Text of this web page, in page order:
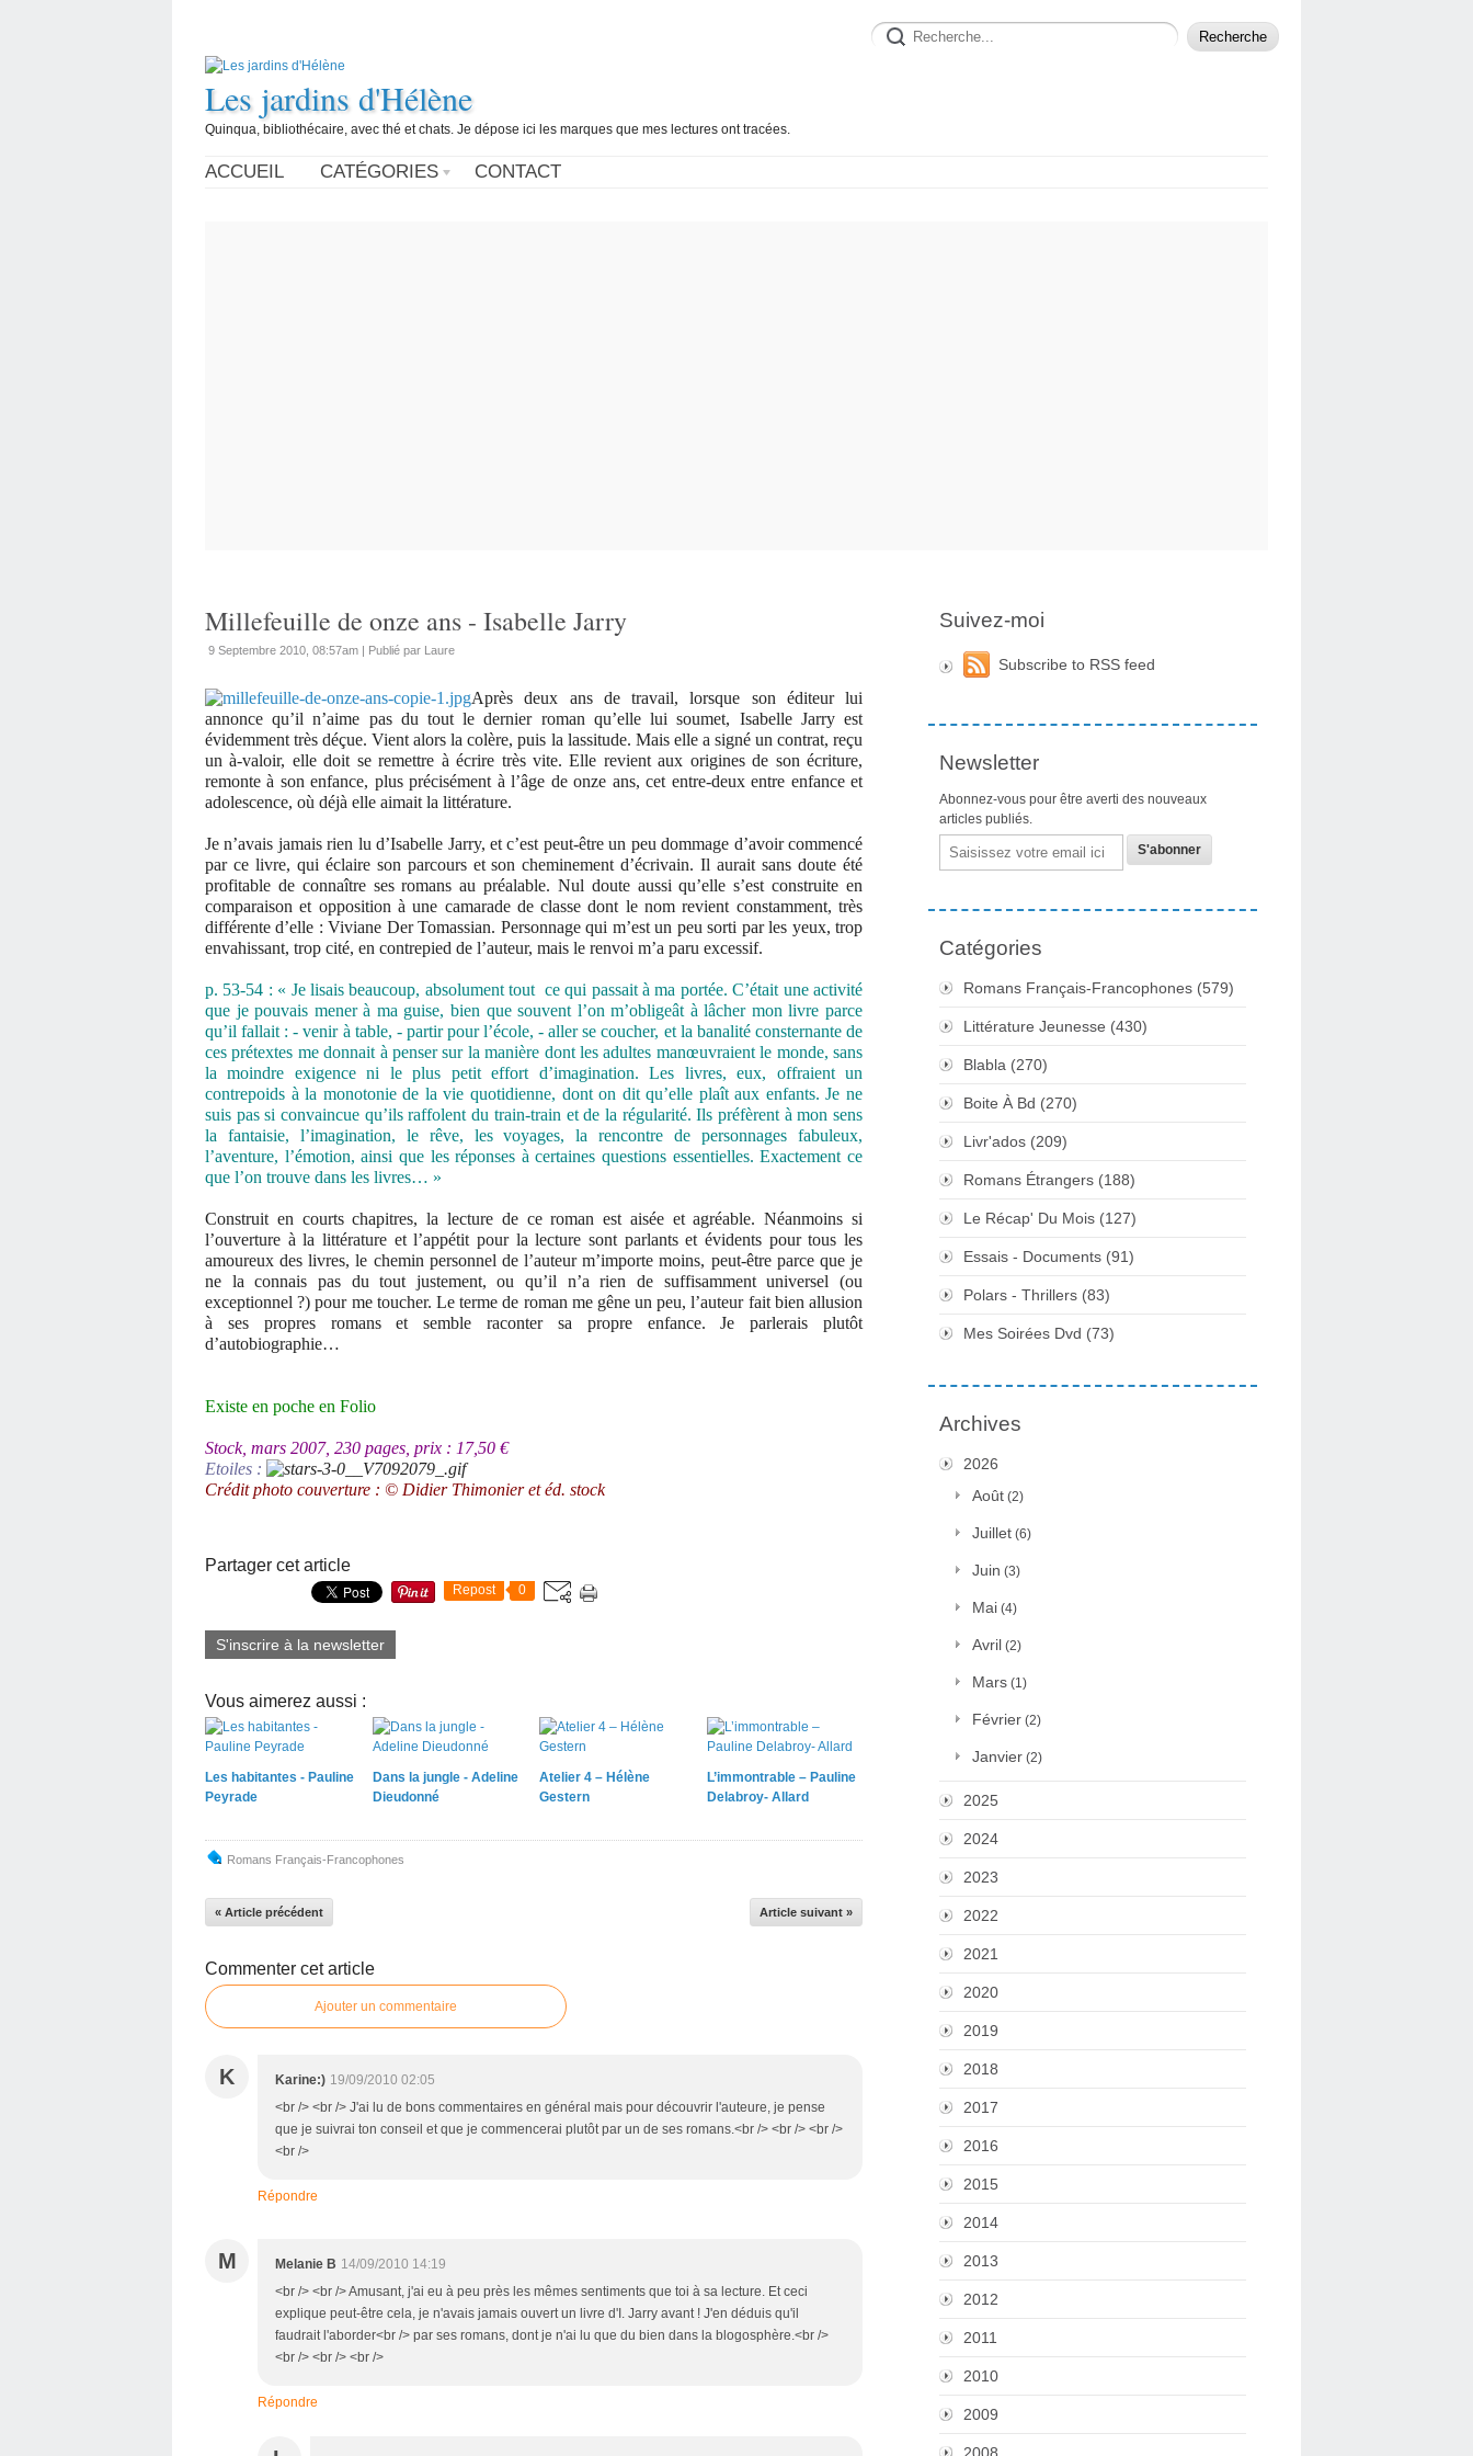
Les jardins d'Hélène
Quinqua, bibliothécaire, avec thé et chats. Je dépose ici les marques que mes lectures ont tracées.
ACCUEIL CATÉGORIES CONTACT
Millefeuille de onze ans - Isabelle Jarry
9 Septembre 2010, 08:57am | Publié par Laure
Après deux ans de travail, lorsque son éditeur lui
annonce qu’il n’aime pas du tout le dernier roman qu’elle lui soumet, Isabelle Jarry est
évidemment très déçue. Vient alors la colère, puis la lassitude. Mais elle a signé un contrat, reçu
un à-valoir, elle doit se remettre à écrire très vite. Elle revient aux origines de son écriture,
remonte à son enfance, plus précisément à l’âge de onze ans, cet entre-deux entre enfance et
adolescence, où déjà elle aimait la littérature.
Je n’avais jamais rien lu d’Isabelle Jarry, et c’est peut-être un peu dommage d’avoir commencé
par ce livre, qui éclaire son parcours et son cheminement d’écrivain. Il aurait sans doute été
profitable de connaître ses romans au préalable. Nul doute aussi qu’elle s’est construite en
comparaison et opposition à une camarade de classe dont le nom revient constamment, très
différente d’elle : Viviane Der Tomassian. Personnage qui m’est un peu sorti par les yeux, trop
envahissant, trop cité, en contrepied de l’auteur, mais le renvoi m’a paru excessif.
p. 53-54 : « Je lisais beaucoup, absolument tout ce qui passait à ma portée. C’était une activité
que je pouvais mener à ma guise, bien que souvent l’on m’obligeât à lâcher mon livre parce
qu’il fallait : - venir à table, - partir pour l’école, - aller se coucher, et la banalité consternante de
ces prétextes me donnait à penser sur la manière dont les adultes manœuvraient le monde, sans
la moindre exigence ni le plus petit effort d’imagination. Les livres, eux, offraient un
contrepoids à la monotonie de la vie quotidienne, dont on dit qu’elle plaît aux enfants. Je ne
suis pas si convaincue qu’ils raffolent du train-train et de la régularité. Ils préfèrent à mon sens
la fantaisie, l’imagination, le rêve, les voyages, la rencontre de personnages fabuleux,
l’aventure, l’émotion, ainsi que les réponses à certaines questions essentielles. Exactement ce
que l’on trouve dans les livres… »
Construit en courts chapitres, la lecture de ce roman est aisée et agréable. Néanmoins si
l’ouverture à la littérature et l’appétit pour la lecture sont parlants et évidents pour tous les
amoureux des livres, le chemin personnel de l’auteur m’importe moins, peut-être parce que je
ne la connais pas du tout justement, ou qu’il n’a rien de suffisamment universel (ou
exceptionnel ?) pour me toucher. Le terme de roman me gêne un peu, l’auteur fait bien allusion
à ses propres romans et semble raconter sa propre enfance. Je parlerais plutôt
d’autobiographie…
Existe en poche en Folio
Stock, mars 2007, 230 pages, prix : 17,50 €
Etoiles :
Crédit photo couverture : © Didier Thimonier et éd. stock
Partager cet article
Repost 0
S'inscrire à la newsletter
Vous aimerez aussi :
Les habitantes - Pauline
Peyrade
Dans la jungle - Adeline
Dieudonné
Atelier 4 – Hélène
Gestern
L’immontrable – Pauline
Delabroy- Allard
Romans Français-Francophones
« Article précédent Article suivant »
Commenter cet article
Ajouter un commentaire
K Karine:) 19/09/2010 02:05
<br /> <br /> J'ai lu de bons commentaires en général mais pour découvrir l'auteure, je pense
que je suivrai ton conseil et que je commencerai plutôt par un de ses romans.<br /> <br /> <br />
<br />
Répondre
M Melanie B 14/09/2010 14:19
<br /> <br /> Amusant, j'ai eu à peu près les mêmes sentiments que toi à sa lecture. Et ceci
explique peut-être cela, je n'avais jamais ouvert un livre d'I. Jarry avant ! J'en déduis qu'il
faudrait l'aborder<br /> par ses romans, dont je n'ai lu que du bien dans la blogosphère.<br />
<br /> <br /> <br />
Répondre
Suivez-moi
Subscribe to RSS feed
Newsletter
Abonnez-vous pour être averti des nouveaux
articles publiés.
Email
Catégories
Romans Français-Francophones (579)
Littérature Jeunesse (430)
Blabla (270)
Boite À Bd (270)
Livr'ados (209)
Romans Étrangers (188)
Le Récap' Du Mois (127)
Essais - Documents (91)
Polars - Thrillers (83)
Mes Soirées Dvd (73)
Archives
2026
Août (2)
Juillet (6)
Juin (3)
Mai (4)
Avril (2)
Mars (1)
Février (2)
Janvier (2)
2025
2024
2023
2022
2021
2020
2019
2018
2017
2016
2015
2014
2013
2012
2011
2010
2009